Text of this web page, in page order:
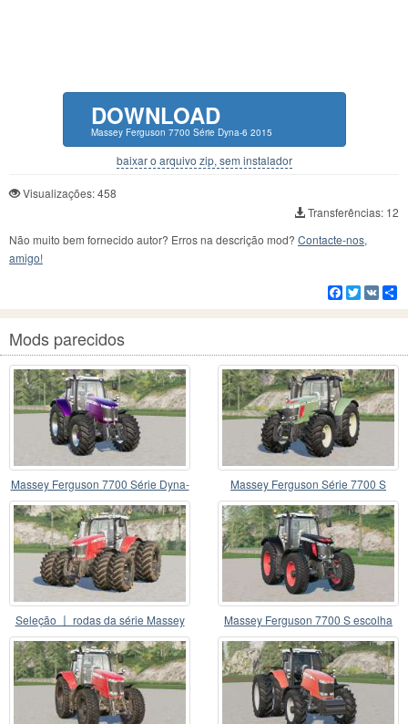
DOWNLOAD
Massey Ferguson 7700 Série Dyna-6 2015
baixar o arquivo zip, sem instalador
Visualizações: 458
Transferências: 12
Não muito bem fornecido autor? Erros na descrição mod? Contacte-nos,
amigo!
Facebook
Twitter
VK
Mods parecidos
Massey Ferguson 7700 Série Dyna-
6 2015
Massey Ferguson Série 7700 S
Seleção 〡 rodas da série Massey
Ferguson 7700
Massey Ferguson 7700 S escolha
〡 séries